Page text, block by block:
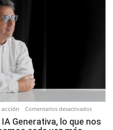
acción Comentarios desactivadosen
Mysler:
Generativa, lo que nos